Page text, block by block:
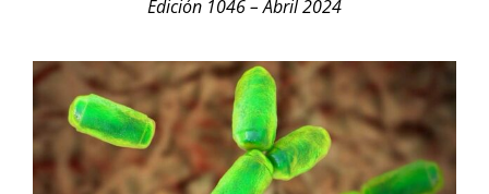
Edición 1046 – Abril 2024